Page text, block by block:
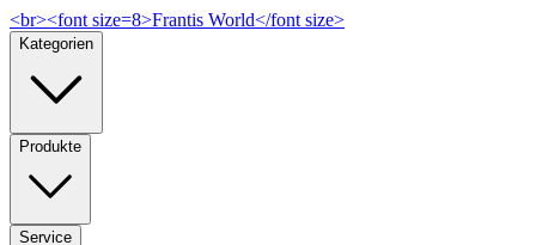
<br><font size=8>Frantis World</font size>
Kategorien
Produkte
Service